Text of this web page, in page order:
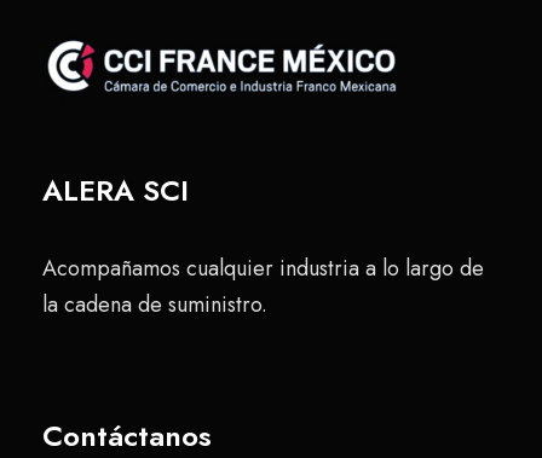
ALERA SCI
Acompañamos cualquier industria a lo largo de
la cadena de suministro.
Contáctanos